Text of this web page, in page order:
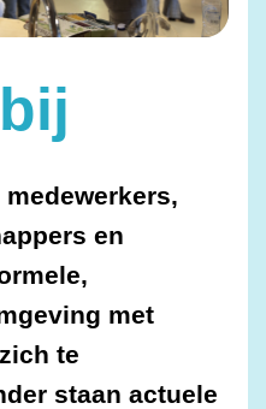
en
met
te
staan actuele